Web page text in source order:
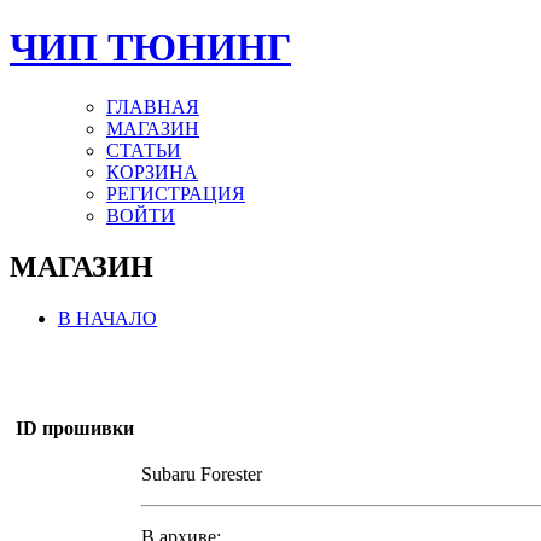
ЧИП ТЮНИНГ
ГЛАВНАЯ
МАГАЗИН
СТАТЬИ
КОРЗИНА
РЕГИСТРАЦИЯ
ВОЙТИ
МАГАЗИН
В НАЧАЛО
ID прошивки
Subaru Forester
В архиве: